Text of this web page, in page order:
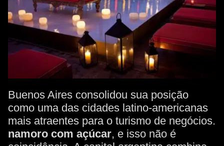
Buenos Aires consolidou sua posição
como uma das cidades latino-americanas
mais atraentes para o turismo de negócios.
namoro com açúcar, e isso não é